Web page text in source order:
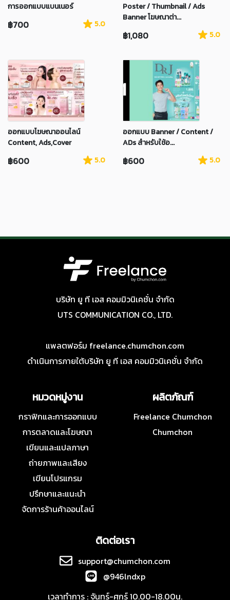
การออกแบบแบนเนอร์
฿700 5.0
Poster / Thumbnail / Ads
Banner โฆษณาต่า...
฿1,080 5.0
ออกแบบโฆษณาออนไลน์
Content, Ads,Cover
฿600 5.0
ออกแบบ Banner / Content /
ADs สำหรับใช้อ...
฿600 5.0
บริษัท ยู ที เอส คอมมิวนิเคชั่น จำกัด
UTS COMMUNICATION CO., LTD.
แพลตฟอร์ม freelance.chumchon.com
ดำเนินการภายใต้บริษัท ยู ที เอส คอมมิวนิเคชั่น จำกัด
หมวดหมู่งาน
กราฟิกและการออกแบบ
การตลาดและโฆษณา
เขียนและแปลภาษา
ถ่ายภาพและเสียง
เขียนโปรแกรม
ปรึกษาและแนะนำ
จัดการร้านค้าออนไลน์
ผลิตภัณฑ์
Freelance Chumchon
Chumchon
ติดต่อเรา
support@chumchon.com
@946lndxp
เวลาทำการ : จันทร์-ศุกร์ 10.00-18.00น.